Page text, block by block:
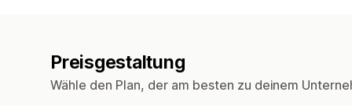
Preisgestaltung
Wähle den Plan, der am besten zu deinem